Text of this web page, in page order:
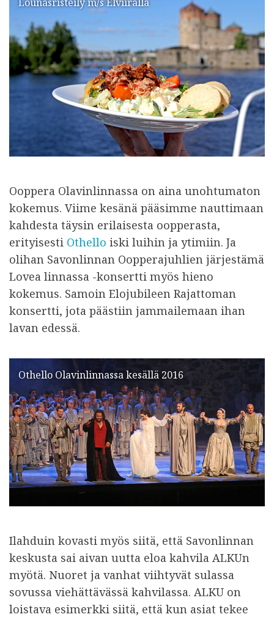
Ooppera Olavinlinnassa on aina unohtumaton
kokemus. Viime kesänä pääsimme nauttimaan
kahdesta täysin erilaisesta oopperasta,
erityisesti Othello iski luihin ja ytimiin. Ja
olihan Savonlinnan Oopperajuhlien järjestämä
Lovea linnassa -konsertti myös hieno
kokemus. Samoin Elojubileen Rajattoman
konsertti, jota päästiin jammailemaan ihan
lavan edessä.
Othello Olavinlinnassa kesällä 2016
Ilahduin kovasti myös siitä, että Savonlinnan
keskusta sai aivan uutta eloa kahvila ALKUn
myötä. Nuoret ja vanhat viihtyvät sulassa
sovussa viehättävässä kahvilassa. ALKU on
loistava esimerkki siitä, että kun asiat tekee